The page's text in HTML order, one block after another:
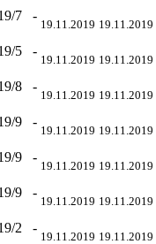
7 -
19.11.2019 19.11.2019
5 -
19.11.2019 19.11.2019
8 -
19.11.2019 19.11.2019
9 -
19.11.2019 19.11.2019
9 -
19.11.2019 19.11.2019
9 -
19.11.2019 19.11.2019
2 -
19.11.2019 19.11.2019